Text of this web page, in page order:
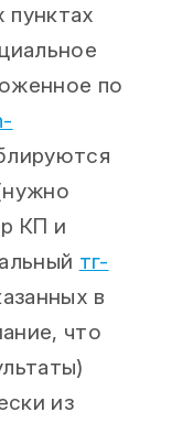
по
КП и
тг-
в
что
из